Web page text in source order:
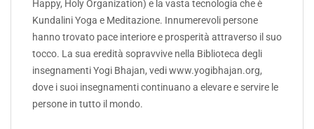
Happy, Holy Organization) e la vasta tecnologia che è
Kundalini Yoga e Meditazione. Innumerevoli persone
hanno trovato pace interiore e prosperità attraverso il suo
tocco. La sua eredità sopravvive nella Biblioteca degli
insegnamenti Yogi Bhajan, vedi www.yogibhajan.org,
dove i suoi insegnamenti continuano a elevare e servire le
persone in tutto il mondo.